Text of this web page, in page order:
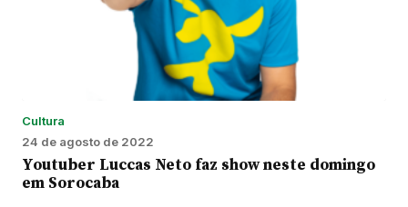
Cultura
24 de agosto de 2022
Youtuber Luccas Neto faz show neste domingo
em Sorocaba